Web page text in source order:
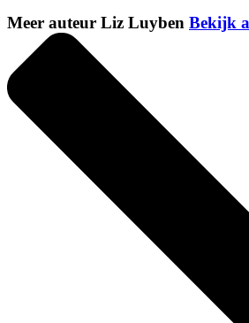
Meer auteur Liz Luyben Bekijk